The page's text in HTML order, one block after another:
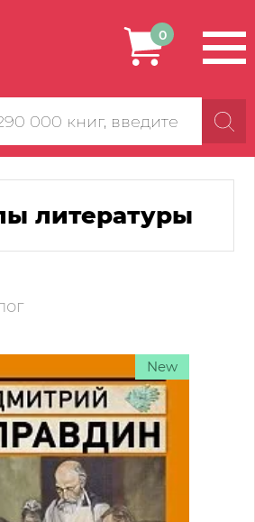
0
литературы
New